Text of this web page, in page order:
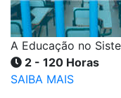
A Educação no
2 - 120 Horas
SAIBA MAIS